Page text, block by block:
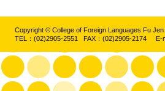
Copyright © College of Foreign Languages Fu
TEL：(02)2905-2551 FAX：(02)2905-2174 E-